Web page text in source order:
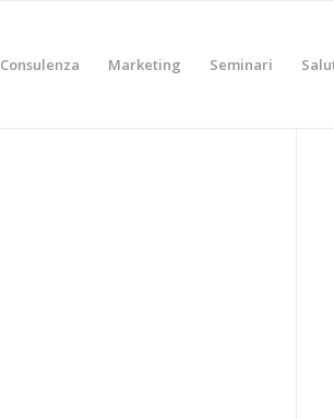
Consulenza Marketing Seminari